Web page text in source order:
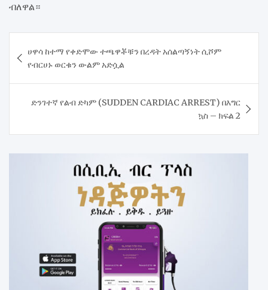
ብለዋል።
navigation
ሀዋሳ ከተማ የቀድሞው ተጫዋቾቹን በረዳት አሰልጣኝነት ሲሾም
የብርሀኑ ወርቁን ውልም አድሷል
ድንገተኛ የልብ ድካም (SUDDEN CARDIAC ARREST) በእግር
ኳስ – ክፍል 2